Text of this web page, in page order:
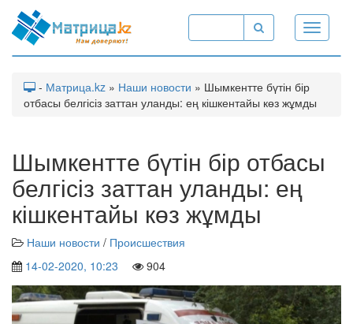
Toggle
- Матрица.kz » Наши новости » Шымкентте бүтін бір
отбасы белгісіз заттан уланды: ең кішкентайы көз жұмды
Шымкентте бүтін бір отбасы
белгісіз заттан уланды: ең
кішкентайы көз жұмды
Наши новости / Происшествия
14-02-2020, 10:23
904